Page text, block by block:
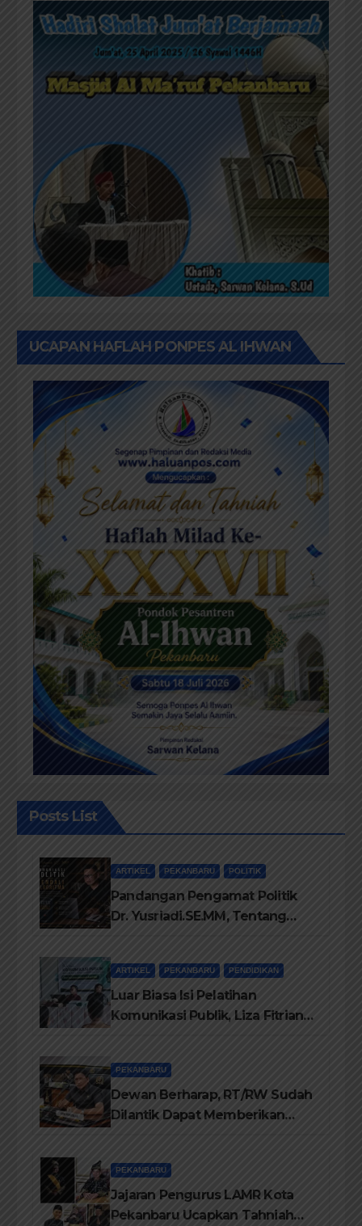
UCAPAN HAFLAH PONPES AL IHWAN
Posts List
ARTIKEL PEKANBARU POLITIK
Pandangan Pengamat Politik
Dr. Yusriadi.SE.MM, Tentang
ARTIKEL PEKANBARU PENDIDIKAN
Luar Biasa Isi Pelatihan
Komunikasi Publik, Liza Fitriani
PEKANBARU
Dewan Berharap, RT/RW Sudah
Dilantik Dapat Memberikan
PEKANBARU
Jajaran Pengurus LAMR Kota
Pekanbaru Ucapkan Tahniah